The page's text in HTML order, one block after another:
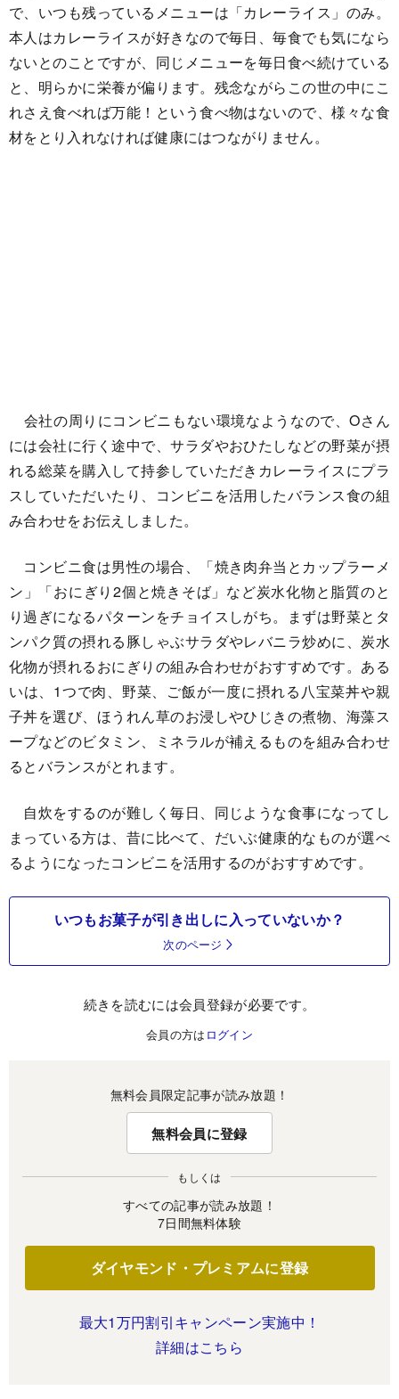
で、いつも残っているメニューは「カレーライス」のみ。
本人はカレーライスが好きなので毎日、毎食でも気になら
ないとのことですが、同じメニューを毎日食べ続けている
と、明らかに栄養が偏ります。残念ながらこの世の中にこ
れさえ食べれば万能！という食べ物はないので、様々な食
材をとり入れなければ健康にはつながりません。
会社の周りにコンビニもない環境なようなので、Oさん
には会社に行く途中で、サラダやおひたしなどの野菜が摂
れる総菜を購入して持参していただきカレーライスにプラ
スしていただいたり、コンビニを活用したバランス食の組
み合わせをお伝えしました。
コンビニ食は男性の場合、「焼き肉弁当とカップラーメ
ン」「おにぎり2個と焼きそば」など炭水化物と脂質のと
り過ぎになるパターンをチョイスしがち。まずは野菜とタ
ンパク質の摂れる豚しゃぶサラダやレバニラ炒めに、炭水
化物が摂れるおにぎりの組み合わせがおすすめです。ある
いは、1つで肉、野菜、ご飯が一度に摂れる八宝菜丼や親
子丼を選び、ほうれん草のお浸しやひじきの煮物、海藻ス
ープなどのビタミン、ミネラルが補えるものを組み合わせ
るとバランスがとれます。
自炊をするのが難しく毎日、同じような食事になってし
まっている方は、昔に比べて、だいぶ健康的なものが選べ
るようになったコンビニを活用するのがおすすめです。
いつもお菓子が引き出しに入っていないか？
次のページ
続きを読むには会員登録が必要です。
会員の方は ログイン
無料会員限定記事が読み放題！
無料会員に登録
もしくは
すべての記事が読み放題！
7日間無料体験
ダイヤモンド・プレミアムに登録
最大1万円割引キャンペーン実施中！
詳細はこちら